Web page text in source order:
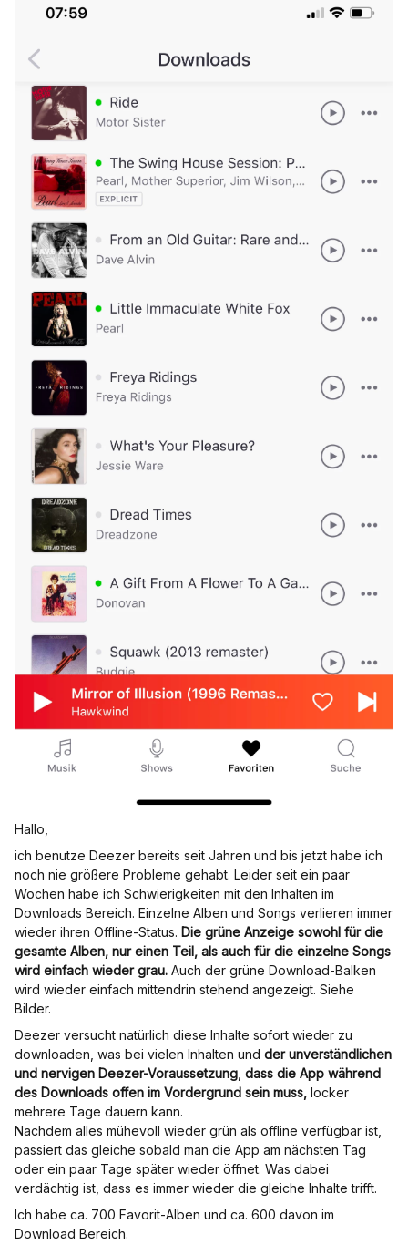
Hallo,
ich benutze Deezer bereits seit Jahren und bis jetzt habe ich
noch nie größere Probleme gehabt. Leider seit ein paar
Wochen habe ich Schwierigkeiten mit den Inhalten im
Downloads Bereich. Einzelne Alben und Songs verlieren immer
wieder ihren Offline-Status. Die grüne Anzeige sowohl für die
gesamte Alben, nur einen Teil, als auch für die einzelne Songs
wird einfach wieder grau. Auch der grüne Download-Balken
wird wieder einfach mittendrin stehend angezeigt. Siehe
Bilder.
Deezer versucht natürlich diese Inhalte sofort wieder zu
downloaden, was bei vielen Inhalten und der unverständlichen
und nervigen Deezer-Voraussetzung dass die App während
des Downloads offen im Vordergrund sein muss, locker
mehrere Tage dauern kann.
Nachdem alles mühevoll wieder grün als offline verfügbar ist,
passiert das gleiche sobald man die App am nächsten Tag
oder ein paar Tage später wieder öffnet. Was dabei
verdächtig ist, dass es immer wieder die gleiche Inhalte trifft.
Ich habe ca. 700 Favorit-Alben und ca. 600 davon im
Download Bereich.